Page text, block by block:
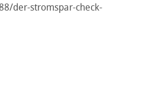
der-stromspar-check-